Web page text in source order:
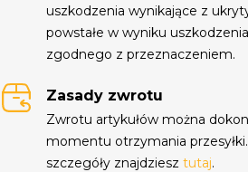
uszkodzenia wynikające z
powstałe w wyniku
zgodnego z przeznaczeniem.
Zasady zwrotu
Zwrotu artykułów można
momentu otrzymania
szczegóły znajdziesztutaj.